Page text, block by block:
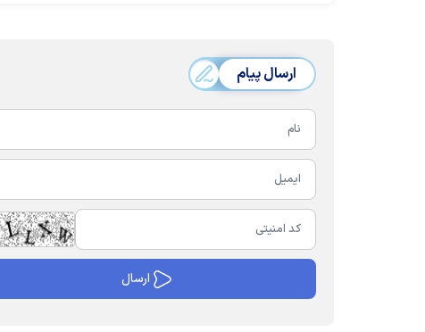
ارسال پیام